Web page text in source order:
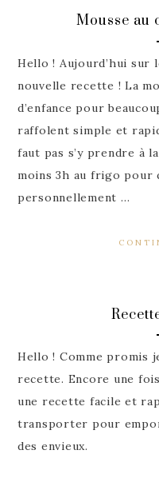
Mousse au
Hello ! Aujourd’hui sur
nouvelle recette ! La
d’enfance pour
raffolent simple et
faut pas s’y prendre à
moins 3h au frigo pour
personnellement …
Hello ! Comme promis
recette. Encore une
une recette facile et
transporter pour
des envieux.